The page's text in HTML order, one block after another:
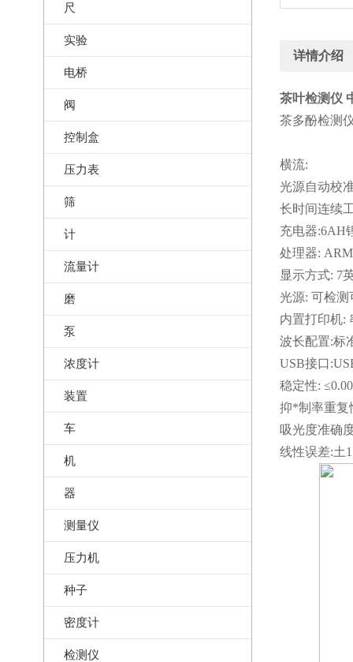
尺
实验
电桥
阀
控制盒
压力表
筛
计
流量计
磨
泵
浓度计
装置
车
机
器
测量仪
压力机
种子
密度计
检测仪
详情介绍
茶叶检测仪
茶多酚检测
横流:
光源自动校
长时间连续
充电器:6AH
处理器:
显示方式: 7
光源: 可检测
内置打印机:
波长配置:标
USB接口
稳定性:
抑*制率重复
吸光度准确
线性误差:土